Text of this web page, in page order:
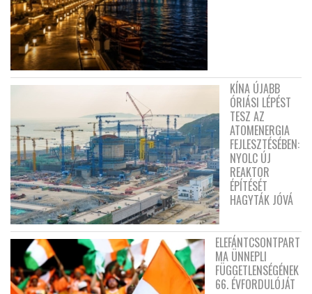
KÍNA ÚJABB
ÓRIÁSI LÉPÉST
TESZ AZ
ATOMENERGIA
FEJLESZTÉSÉBEN:
NYOLC ÚJ
REAKTOR
ÉPÍTÉSÉT
HAGYTÁK JÓVÁ
ELEFÁNTCSONTPART
MA ÜNNEPLI
FÜGGETLENSÉGÉNEK
66. ÉVFORDULÓJÁT